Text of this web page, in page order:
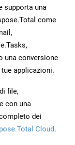
supporta una
come
una conversione
applicazioni.
file,
con una
dei
Cloud.